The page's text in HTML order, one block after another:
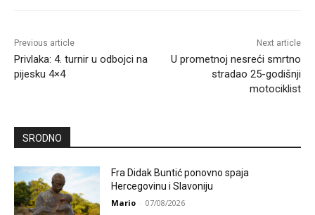
Previous article
Privlaka: 4. turnir u odbojci na
pijesku 4×4
Next article
U prometnoj nesreći smrtno
stradao 25-godišnji
motociklist
SRODNO
Fra Didak Buntić ponovno spaja
Hercegovinu i Slavoniju
Mario - 07/08/2026